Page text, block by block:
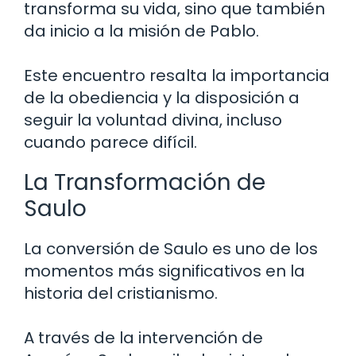
transforma su vida, sino que también
da inicio a la misión de Pablo.
Este encuentro resalta la importancia
de la obediencia y la disposición a
seguir la voluntad divina, incluso
cuando parece difícil.
La Transformación de
Saulo
La conversión de Saulo es uno de los
momentos más significativos en la
historia del cristianismo.
A través de la intervención de